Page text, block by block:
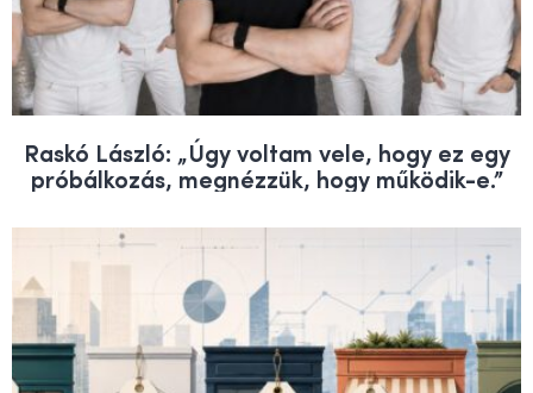
Raskó László: „Úgy voltam vele, hogy ez egy
próbálkozás, megnézzük, hogy működik-e.”